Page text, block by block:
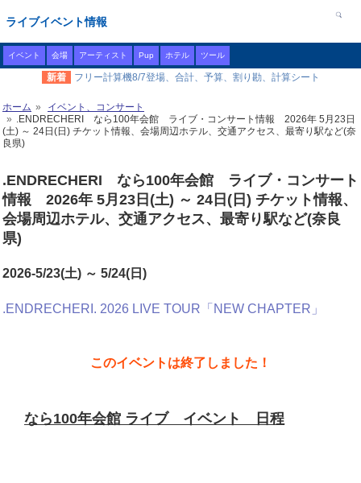
ライブイベント情報
イベント 会場 アーティスト Pup ホテル ツール
新着 フリー計算機8/7登場、合計、予算、割り勘、計算シート
ホーム
イベント、コンサート
.ENDRECHERI なら100年会館 ライブ・コンサート情報 2026年 5月23日
(土) ～ 24日(日) チケット情報、会場周辺ホテル、交通アクセス、最寄り駅など(奈
良県)
.ENDRECHERI なら100年会館 ライブ・コンサート
情報 2026年 5月23日(土) ～ 24日(日) チケット情報、
会場周辺ホテル、交通アクセス、最寄り駅など(奈良
県)
2026-5/23(土) ～ 5/24(日)
.ENDRECHERI. 2026 LIVE TOUR「NEW CHAPTER」
このイベントは終了しました！
なら100年会館 ライブ イベント 日程